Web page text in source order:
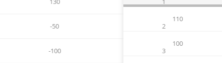
-50 2
-100 3
110
100